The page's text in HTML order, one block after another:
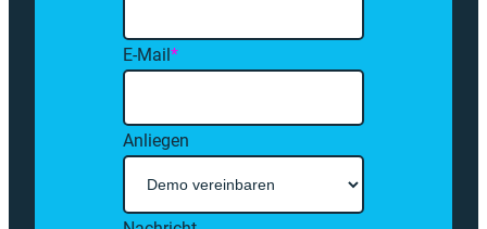
E-Mail*
Anliegen